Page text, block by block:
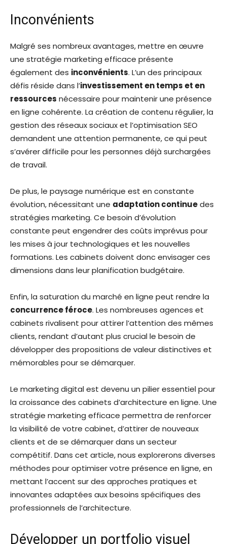
Inconvénients
Malgré ses nombreux avantages, mettre en œuvre
une stratégie marketing efficace présente
également des inconvénients. L’un des principaux
défis réside dans l’investissement en temps et en
ressources nécessaire pour maintenir une présence
en ligne cohérente. La création de contenu régulier, la
gestion des réseaux sociaux et l’optimisation SEO
demandent une attention permanente, ce qui peut
s’avérer difficile pour les personnes déjà surchargées
de travail.
De plus, le paysage numérique est en constante
évolution, nécessitant une adaptation continuedes
stratégies marketing. Ce besoin d’évolution
constante peut engendrer des coûts imprévus pour
les mises à jour technologiques et les nouvelles
formations. Les cabinets doivent donc envisager ces
dimensions dans leur planification budgétaire.
Enfin, la saturation du marché en ligne peut rendre la
concurrence féroce. Les nombreuses agences et
cabinets rivalisent pour attirer l’attention des mêmes
clients, rendant d’autant plus crucial le besoin de
développer des propositions de valeur distinctives et
mémorables pour se démarquer.
Le marketing digital est devenu un pilier essentiel pour
la croissance des cabinets d’architecture en ligne. Une
stratégie marketing efficace permettra de renforcer
la visibilité de votre cabinet, d’attirer de nouveaux
clients et de se démarquer dans un secteur
compétitif. Dans cet article, nous explorerons diverses
méthodes pour optimiser votre présence en ligne, en
mettant l’accent sur des approches pratiques et
innovantes adaptées aux besoins spécifiques des
professionnels de l’architecture.
Développer un portfolio visuel